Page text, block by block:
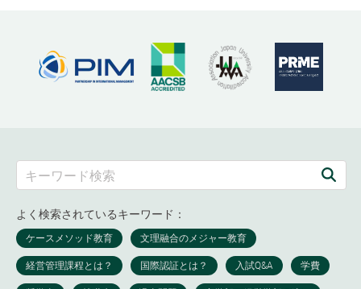
よく検索されているキーワード：